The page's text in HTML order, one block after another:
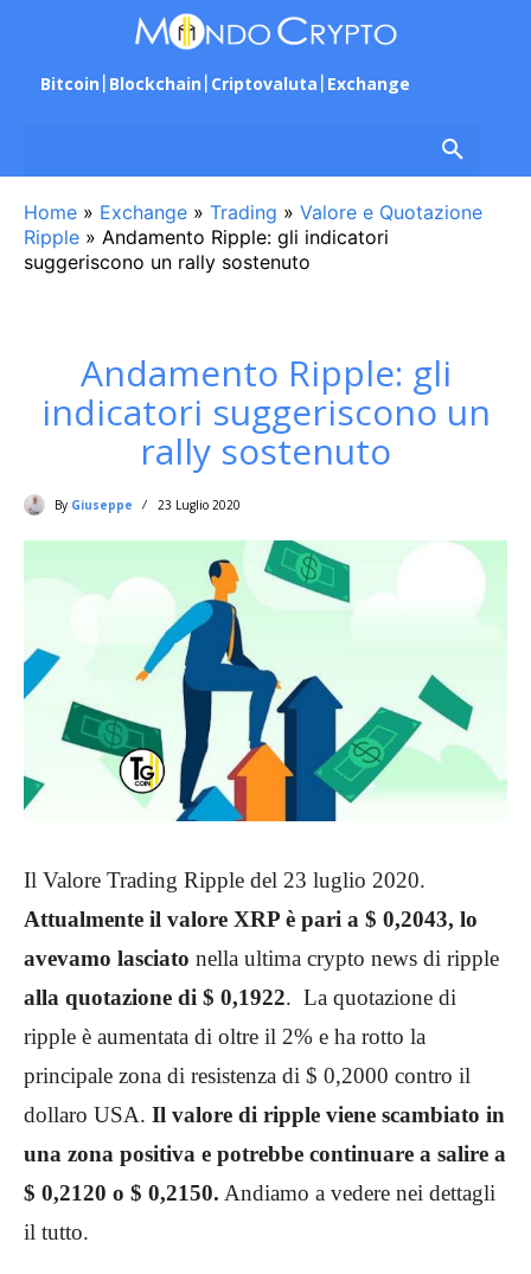
Bitcoin Blockchain Criptovaluta Exchange
Home » Exchange » Trading » Valore e Quotazione
Ripple » Andamento Ripple: gli indicatori
suggeriscono un rally sostenuto
Andamento Ripple: gli
indicatori suggeriscono un
rally sostenuto
By Giuseppe 23 Luglio 2020
Il Valore Trading Ripple del 23 luglio 2020.
Attualmente il valore XRP è pari a $ 0,2043, lo
avevamo lasciato nella ultima crypto news di ripple
alla quotazione di $ 0,1922. La quotazione di
ripple è aumentata di oltre il 2% e ha rotto la
principale zona di resistenza di $ 0,2000 contro il
dollaro USA. Il valore di ripple viene scambiato in
una zona positiva e potrebbe continuare a salire a
$ 0,2120 o $ 0,2150. Andiamo a vedere nei dettagli
il tutto.